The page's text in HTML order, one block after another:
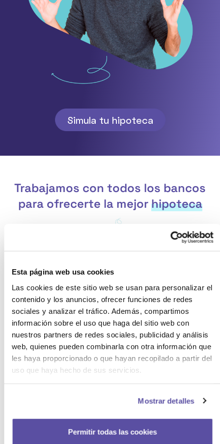
Esta página web usa cookies
Las cookies de este sitio web se usan para personalizar el
contenido y los anuncios, ofrecer funciones de redes
sociales y analizar el tráfico. Además, compartimos
información sobre el uso que haga del sitio web con
nuestros partners de redes sociales, publicidad y análisis
web, quienes pueden combinarla con otra información que
les haya proporcionado o que hayan recopilado a partir del
uso que haya hecho de sus servicios.
Mostrar detalles
Permitir todas las cookies
Simula tu hipoteca
Trabajamos con todos los bancos
para ofrecerte la mejorhipoteca